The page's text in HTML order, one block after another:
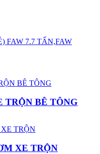
FAW 7.7 TẤN,FAW
TRỘN BÊ TÔNG
XE TRỘN